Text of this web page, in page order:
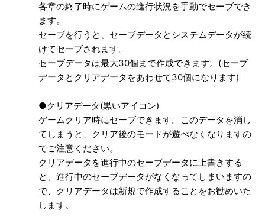
【PS3/龍が如く 維新!】トロフィー機能に対応しているのか
【PS3/龍が如く 維新!】インターネットプレイに対応してい
るのか
【PS3/龍が如く 維新!】最大何人まで同時プレイ可能か
【PS3/龍が如く 維新!】日本語以外の言語や、音声は選べる
もっと見る
各章の終了時にゲームの進行状況を手動でセーブでき
ます。
セーブを行うと、セーブデータとシステムデータが続
けてセーブされます。
セーブデータは最大30個まで作成できます。(セーブ
データとクリアデータをあわせて30個になります)
●クリアデータ(黒いアイコン)
ゲームクリア時にセーブできます。このデータを消し
てしまうと、クリア後のモードが遊べなくなりますの
でご注意ください。
クリアデータを進行中のセーブデータに上書きする
と、進行中のセーブデータがなくなってしまいますの
で、クリアデータは新規で作成することをお勧めいた
します。